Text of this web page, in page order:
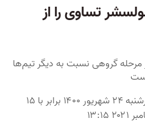
تساوی را از
مرحله گروهی نسبت به دیگر تیم‌ها
چهارشنبه ۲۴ شهریور ۱۴۰۰ برابر با ۱۵
۱۳:۱۵